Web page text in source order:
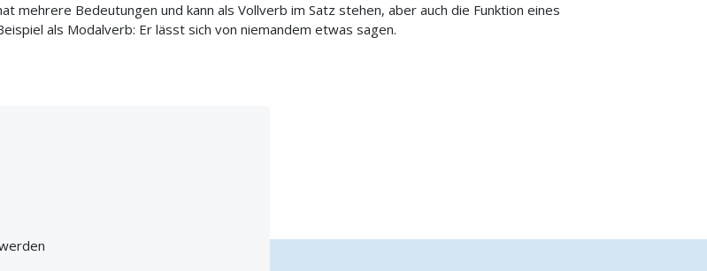
mehrere Bedeutungen und kann als Vollverb im Satz stehen, aber auch die Funktion eines
als Modalverb: Er lässt sich von niemandem etwas sagen.